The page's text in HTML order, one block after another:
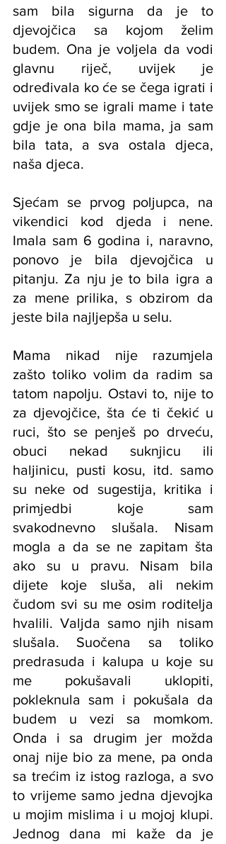
sam bila sigurna da je to
djevojčica sa kojom želim
budem. Ona je voljela da vodi
glavnu riječ, uvijek je
određivala ko će se čega igrati i
uvijek smo se igrali mame i tate
gdje je ona bila mama, ja sam
bila tata, a sva ostala djeca,
naša djeca.
Sjećam se prvog poljupca, na
vikendici kod djeda i nene.
Imala sam 6 godina i, naravno,
ponovo je bila djevojčica u
pitanju. Za nju je to bila igra a
za mene prilika, s obzirom da
jeste bila najljepša u selu.
Mama nikad nije razumjela
zašto toliko volim da radim sa
tatom napolju. Ostavi to, nije to
za djevojčice, šta će ti čekić u
ruci, što se penješ po drveću,
obuci nekad suknjicu ili
haljinicu, pusti kosu, itd. samo
su neke od sugestija, kritika i
primjedbi koje sam
svakodnevno slušala. Nisam
mogla a da se ne zapitam šta
ako su u pravu. Nisam bila
dijete koje sluša, ali nekim
čudom svi su me osim roditelja
hvalili. Valjda samo njih nisam
slušala. Suočena sa toliko
predrasuda i kalupa u koje su
me pokušavali uklopiti,
pokleknula sam i pokušala da
budem u vezi sa momkom.
Onda i sa drugim jer možda
onaj nije bio za mene, pa onda
sa trećim iz istog razloga, a svo
to vrijeme samo jedna djevojka
u mojim mislima i u mojoj klupi.
Jednog dana mi kaže da je